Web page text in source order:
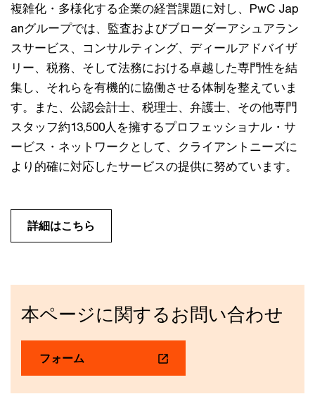
複雑化・多様化する企業の経営課題に対し、PwC Jap
anグループでは、監査およびブローダーアシュアラン
スサービス、コンサルティング、ディールアドバイザ
リー、税務、そして法務における卓越した専門性を結
集し、それらを有機的に協働させる体制を整えていま
す。また、公認会計士、税理士、弁護士、その他専門
スタッフ約13,500人を擁するプロフェッショナル・サ
ービス・ネットワークとして、クライアントニーズに
より的確に対応したサービスの提供に努めています。
詳細はこちら
本ページに関するお問い合わせ
フォーム